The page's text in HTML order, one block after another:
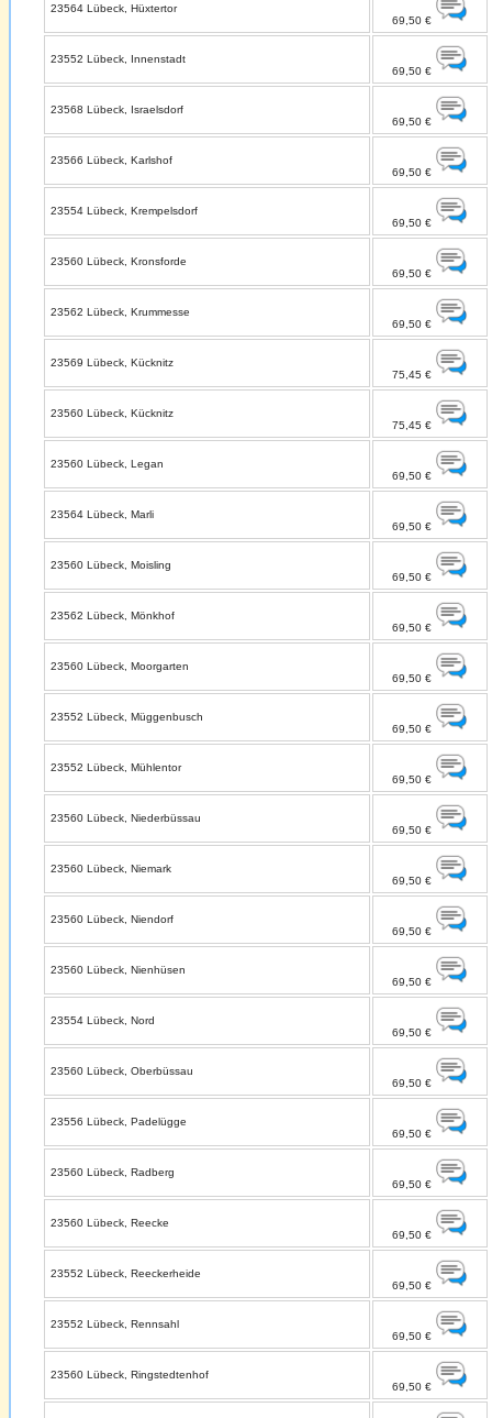
23564 Lübeck, Hüxtertor
69,50 €
23552 Lübeck, Innenstadt
69,50 €
23568 Lübeck, Israelsdorf
69,50 €
23566 Lübeck, Karlshof
69,50 €
23554 Lübeck, Krempelsdorf
69,50 €
23560 Lübeck, Kronsforde
69,50 €
23562 Lübeck, Krummesse
69,50 €
23569 Lübeck, Kücknitz
75,45 €
23560 Lübeck, Kücknitz
75,45 €
23560 Lübeck, Legan
69,50 €
23564 Lübeck, Marli
69,50 €
23560 Lübeck, Moisling
69,50 €
23562 Lübeck, Mönkhof
69,50 €
23560 Lübeck, Moorgarten
69,50 €
23552 Lübeck, Müggenbusch
69,50 €
23552 Lübeck, Mühlentor
69,50 €
23560 Lübeck, Niederbüssau
69,50 €
23560 Lübeck, Niemark
69,50 €
23560 Lübeck, Niendorf
69,50 €
23560 Lübeck, Nienhüsen
69,50 €
23554 Lübeck, Nord
69,50 €
23560 Lübeck, Oberbüssau
69,50 €
23556 Lübeck, Padelügge
69,50 €
23560 Lübeck, Radberg
69,50 €
23560 Lübeck, Reecke
69,50 €
23552 Lübeck, Reeckerheide
69,50 €
23552 Lübeck, Rennsahl
69,50 €
23560 Lübeck, Ringstedtenhof
69,50 €